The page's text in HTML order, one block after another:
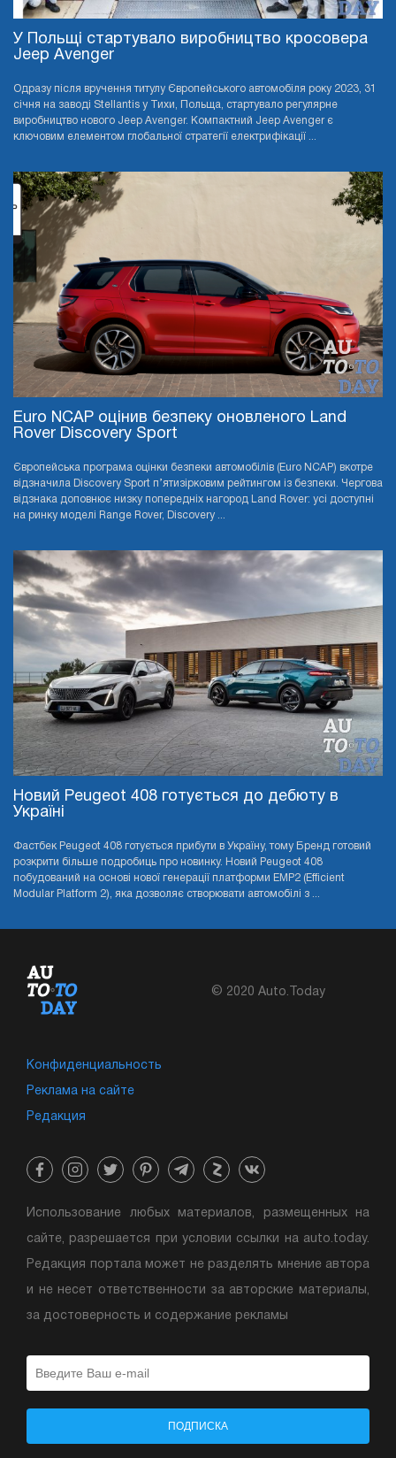
У Польщі стартувало виробництво кросовера
Jeep Avenger
Одразу після вручення титулу Європейського автомобіля року 2023, 31
січня на заводі Stellantis у Тихи, Польща, стартувало регулярне
виробництво нового Jeep Avenger. Компактний Jeep Avenger є
ключовим елементом глобальної стратегії електрифікації ...
Euro NCAP оцінив безпеку оновленого Land
Rover Discovery Sport
Європейська програма оцінки безпеки автомобілів (Euro NCAP) вкотре
відзначила Discovery Sport п’ятизірковим рейтингом із безпеки. Чергова
відзнака доповнює низку попередніх нагород Land Rover: усі доступні
на ринку моделі Range Rover, Discovery ...
Новий Peugeot 408 готується до дебюту в
Україні
Фастбек Peugeot 408 готується прибути в Україну, тому Бренд готовий
розкрити більше подробиць про новинку. Новий Peugeot 408
побудований на основі нової генерації платформи EMP2 (Efficient
Modular Platform 2), яка дозволяє створювати автомобілі з ...
© 2020 Auto.Today
Конфиденциальность
Реклама на сайте
Редакция
Использование любых материалов, размещенных на
сайте, разрешается при условии ссылки на auto.today.
Редакция портала может не разделять мнение автора
и не несет ответственности за авторские материалы,
за достоверность и содержание рекламы
ПОДПИСКА